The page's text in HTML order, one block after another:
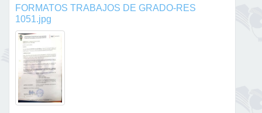
FORMATOS TRABAJOS DE GRADO-RES
1051.jpg